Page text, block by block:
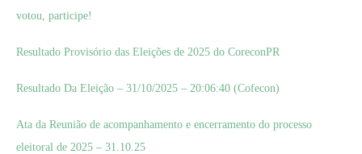
votou, participe!
Resultado Provisório das Eleições de 2025 do CoreconPR
Resultado Da Eleição – 31/10/2025 – 20:06:40 (Cofecon)
Ata da Reunião de acompanhamento e encerramento do processo
eleitoral de 2025 – 31.10.25